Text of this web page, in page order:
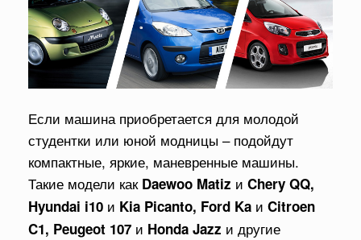
Если машина приобретается для молодой
студентки или юной модницы – подойдут
компактные, яркие, маневренные машины.
Такие модели как Daewoo Matiz и Chery QQ,
Hyundai i10 и Kia Picanto, Ford Ka и Citroen
C1, Peugeot 107 и Honda Jazz и другие